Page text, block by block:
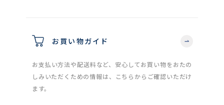
お買い物ガイド
お支払い方法や配送料など、安心してお買い物をおたの
しみいただくための情報は、こちらからご確認いただけ
ます。